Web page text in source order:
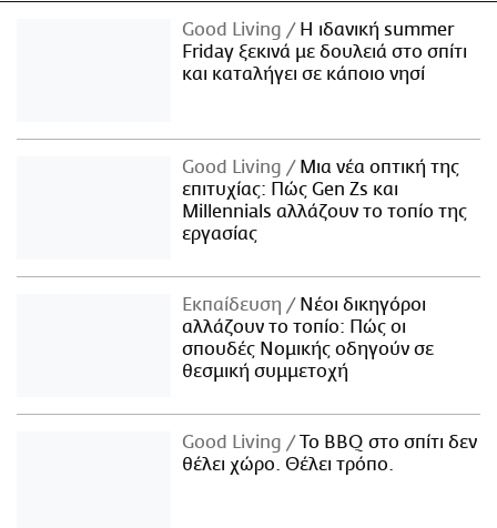
Good Living
Η ιδανική summer
Friday ξεκινά με δουλειά στο σπίτι
και καταλήγει σε κάποιο νησί
Good Living
Μια νέα οπτική της
επιτυχίας: Πώς Gen Zs και
Millennials αλλάζουν το τοπίο της
εργασίας
Εκπαίδευση
Νέοι δικηγόροι
αλλάζουν το τοπίο: Πώς οι
σπουδές Νομικής οδηγούν σε
θεσμική συμμετοχή
Good Living
Το BBQ στο σπίτι δεν
θέλει χώρο. Θέλει τρόπο.